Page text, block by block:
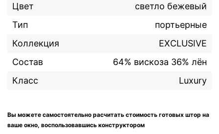
Цвет
светло бежевый
Тип
портьерные
Коллекция
EXCLUSIVE
Состав
64% вискоза 36% лён
Класс
Luxury
Вы можете самостоятельно расчитать стоимость готовых штор на
ваше окно, воспользовавшись конструктором